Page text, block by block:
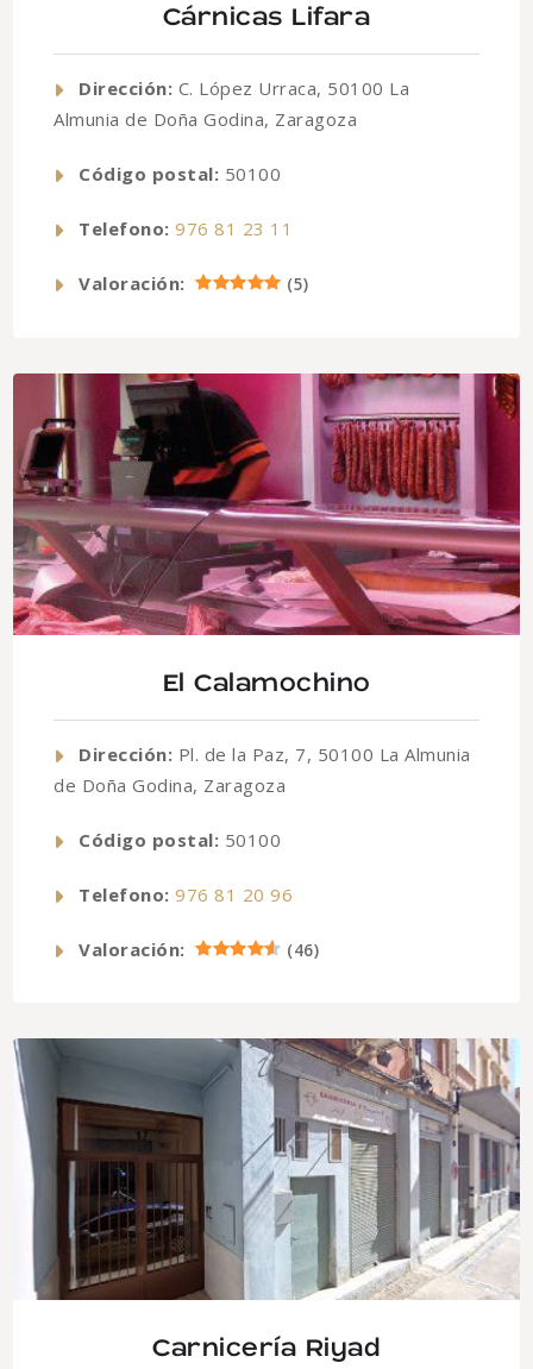
Cárnicas Lifara
Dirección: C. López Urraca, 50100 La
Almunia de Doña Godina, Zaragoza
Código postal: 50100
Telefono: 976 81 23 11
Valoración: (5)
El Calamochino
Dirección: Pl. de la Paz, 7, 50100 La Almunia
de Doña Godina, Zaragoza
Código postal: 50100
Telefono: 976 81 20 96
Valoración: (46)
Carnicería Riyad